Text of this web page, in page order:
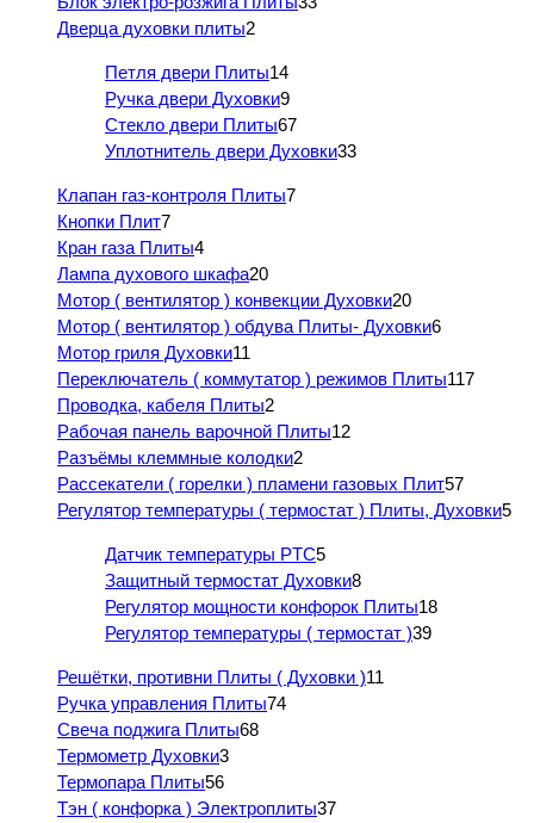
Дверца духовки плиты2
Петля двери Плиты14
Ручка двери Духовки9
Стекло двери Плиты67
Уплотнитель двери Духовки33
Клапан газ-контроля Плиты7
Кнопки Плит7
Кран газа Плиты4
Лампа духового шкафа20
Мотор ( вентилятор ) конвекции Духовки20
Мотор ( вентилятор ) обдува Плиты- Духовки6
Мотор гриля Духовки11
Переключатель ( коммутатор ) режимов Плиты117
Проводка, кабеля Плиты2
Рабочая панель варочной Плиты12
Разъёмы клеммные колодки2
Рассекатели ( горелки ) пламени газовых Плит57
Регулятор температуры ( термостат ) Плиты, Духовки5
Датчик температуры PTC5
Защитный термостат Духовки8
Регулятор мощности конфорок Плиты18
Регулятор температуры ( термостат )39
Решётки, противни Плиты ( Духовки )11
Ручка управления Плиты74
Свеча поджига Плиты68
Термометр Духовки3
Термопара Плиты56
Тэн ( конфорка ) Электроплиты37